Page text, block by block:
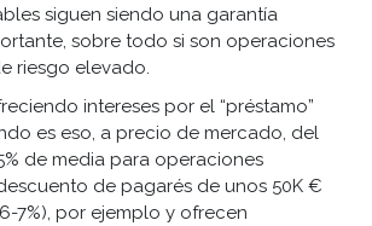
siguen siendo una garantía
sobre todo si son operaciones
riesgo elevado.
intereses por el “préstamo”
es eso, a precio de mercado, del
de media para operaciones
de pagarés de unos 50K €
6-7%), por ejemplo y ofrecen